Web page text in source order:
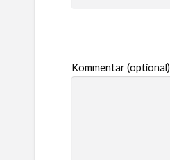
Kommentar (optional)